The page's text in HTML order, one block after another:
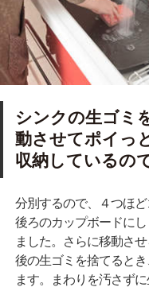
シンクの生ゴミ
動させてポイっ
収納しているの
分別するので、４つほ
後ろのカップボードに
ました。さらに移動さ
後の生ゴミを捨てると
ます。まわりを汚さず